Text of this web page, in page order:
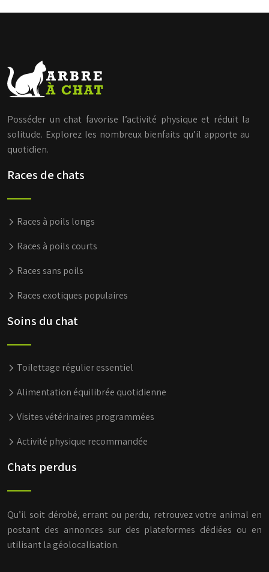
Posséder un chat favorise l’activité physique et réduit la
solitude. Explorez les nombreux bienfaits qu’il apporte au
quotidien.
Races de chats
Races à poils longs
Races à poils courts
Races sans poils
Races exotiques populaires
Soins du chat
Toilettage régulier essentiel
Alimentation équilibrée quotidienne
Visites vétérinaires programmées
Activité physique recommandée
Chats perdus
Qu’il soit dérobé, errant ou perdu, retrouvez votre animal en
postant des annonces sur des plateformes dédiées ou en
utilisant la géolocalisation.